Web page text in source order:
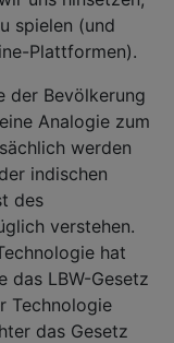
spielen (und
Plattformen).
der Bevölkerung
Analogie zum
werden
indischen
des
verstehen.
hat
das LBW-Gesetz
Technologie
das Gesetz